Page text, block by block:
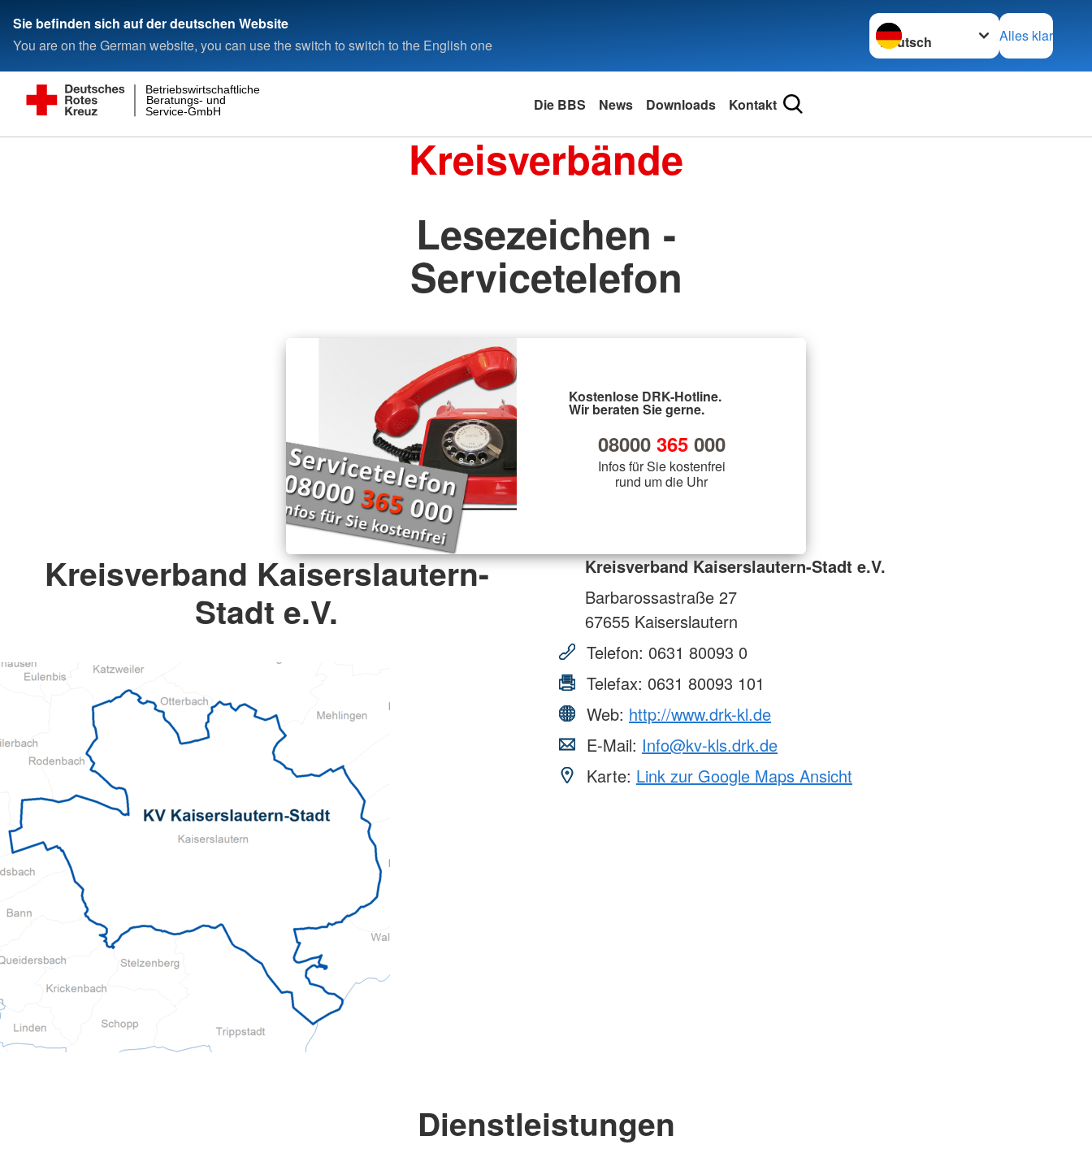
Sie befinden sich auf der deutschen Website
You are on the German website, you can use the switch to switch to the English one
Sprache wechseln zu
Alles klar
Service-GmbH
Beratungs- und
Betriebswirtschaftliche
Die BBS News Downloads Kontakt
Kreisverbände
Lesezeichen -
Servicetelefon
Kostenlose DRK-Hotline.
Wir beraten Sie gerne.
08000 365000
Infos für Sie kostenfrei
rund um die Uhr
Kreisverband Kaiserslautern-
Stadt e.V.
Kreisverband Kaiserslautern-Stadt e.V.
Barbarossastraße 27
67655 Kaiserslautern
Telefon: 0631 80093 0
Telefax: 0631 80093 101
Web: http://www.drk-kl.de
E-Mail: Info@kv-kls.drk.de
Karte: Link zur Google Maps Ansicht
Dienstleistungen